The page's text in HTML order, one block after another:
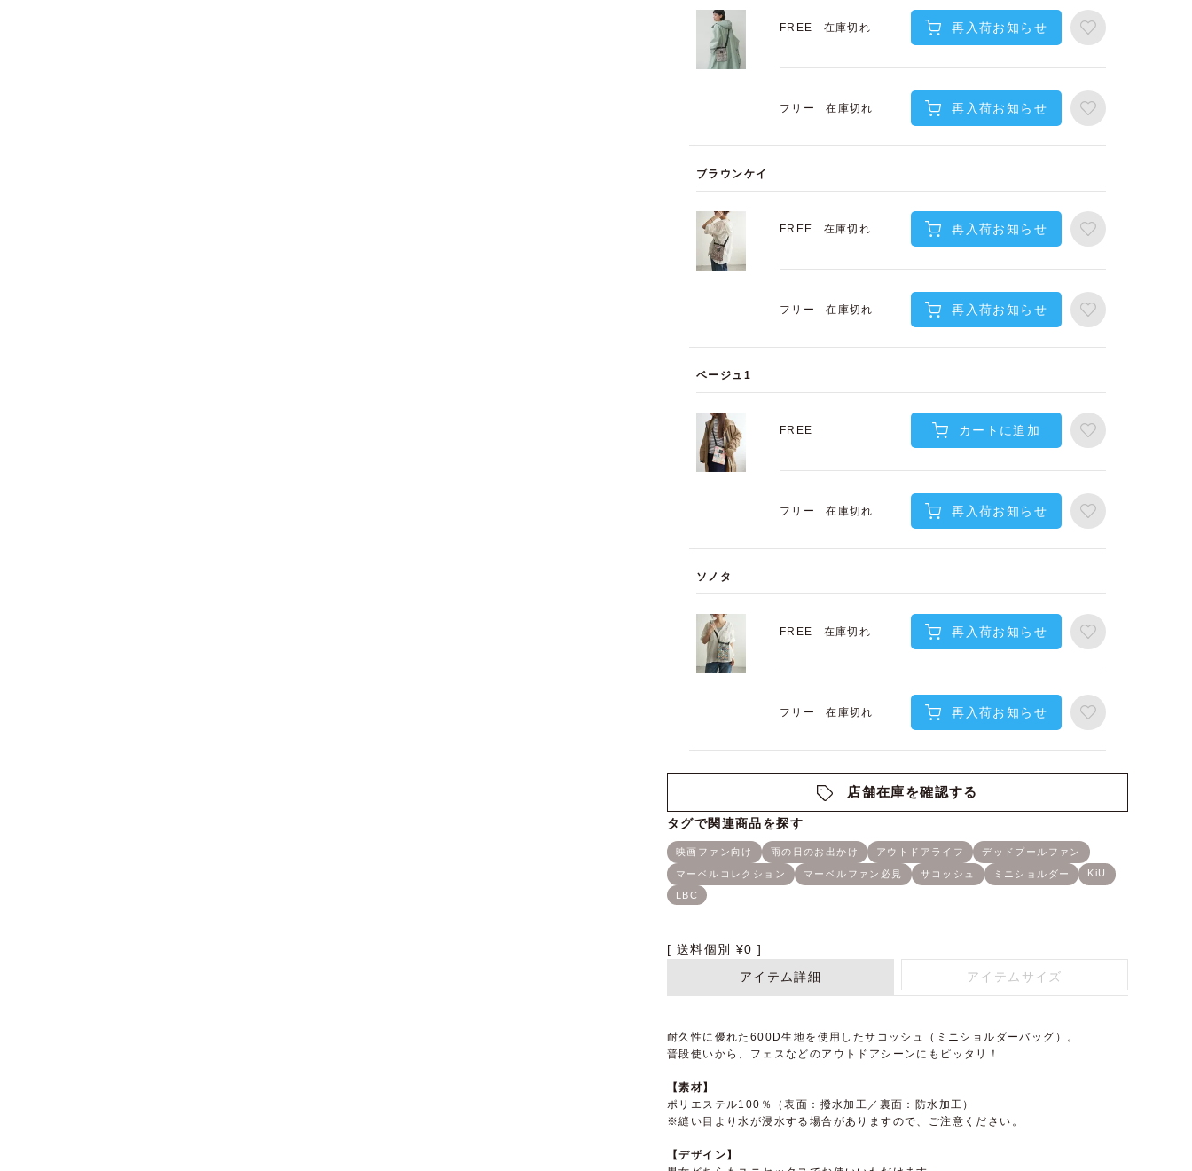
FREE 在庫切れ 再入荷お知らせ
フリー 在庫切れ 再入荷お知らせ
ブラウンケイ
FREE 在庫切れ 再入荷お知らせ
フリー 在庫切れ 再入荷お知らせ
ベージュ1
FREE カートに追加
フリー 在庫切れ 再入荷お知らせ
ソノタ
FREE 在庫切れ 再入荷お知らせ
フリー 在庫切れ 再入荷お知らせ
店舗在庫を確認する
送料個別 ¥0
アイテム詳細
アイテムサイズ
耐久性に優れた600D生地を使用したサコッシュ（ミニショルダーバッグ）。
普段使いから、フェスなどのアウトドアシーンにもピッタリ！
【素材】
ポリエステル100％（表面：撥水加工／裏面：防水加工）
※縫い目より水が浸水する場合がありますので、ご注意ください。
【デザイン】